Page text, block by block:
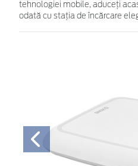
tehnologiei mobile, aduceți
odată cu stația de încărcare